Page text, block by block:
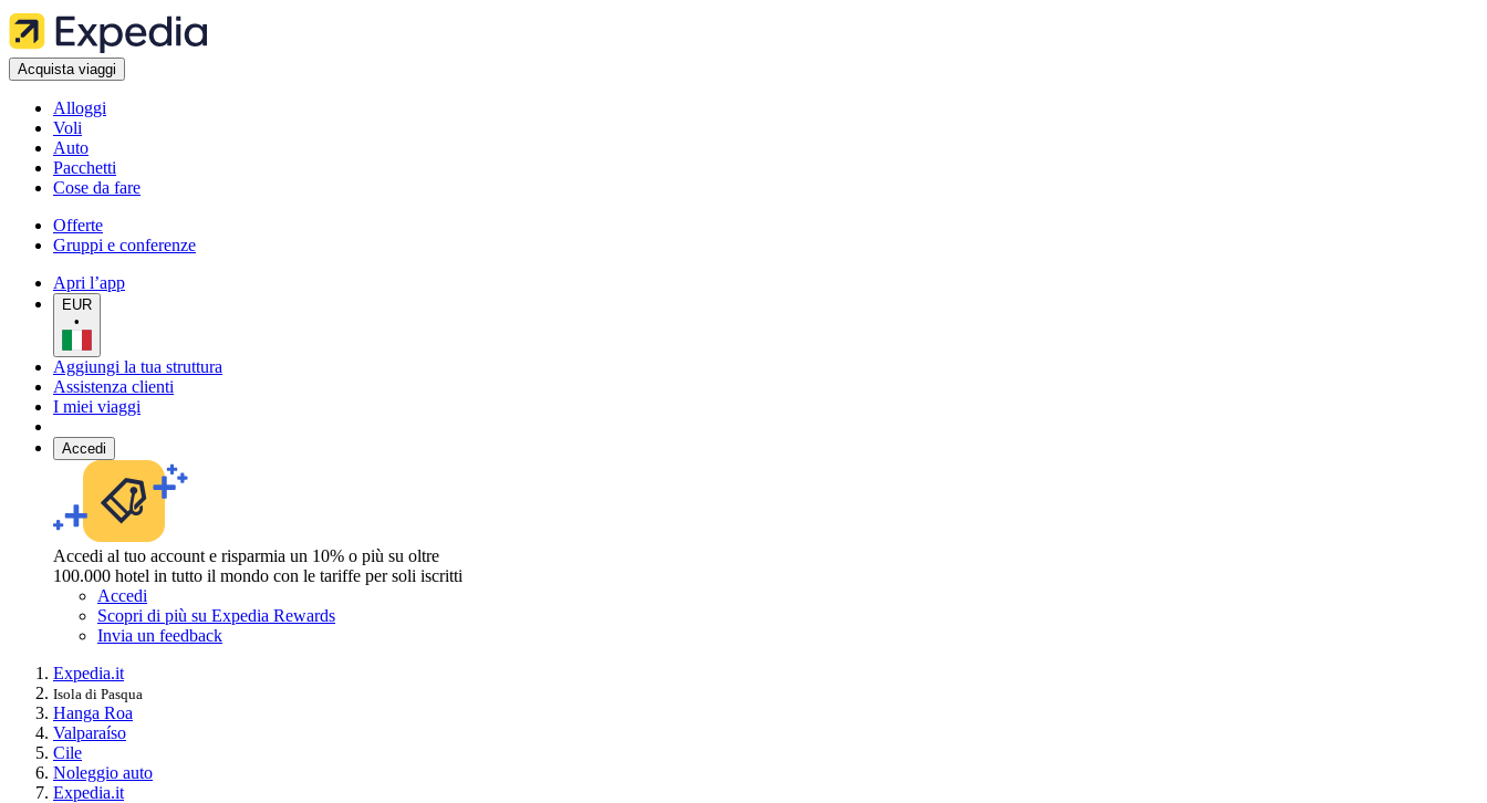
Acquista viaggi
Alloggi
Voli
Auto
Pacchetti
Cose da fare
Offerte
Gruppi e conferenze
Apri l’app
EUR
•
Aggiungi la tua struttura
Assistenza clienti
I miei viaggi
Accedi
Accedi al tuo account e risparmia un 10% o più su oltre
100.000 hotel in tutto il mondo con le tariffe per soli iscritti
Accedi
Scopri di più su Expedia Rewards
Invia un feedback
Expedia.it
Isola di Pasqua
Hanga Roa
Valparaíso
Cile
Noleggio auto
Expedia.it